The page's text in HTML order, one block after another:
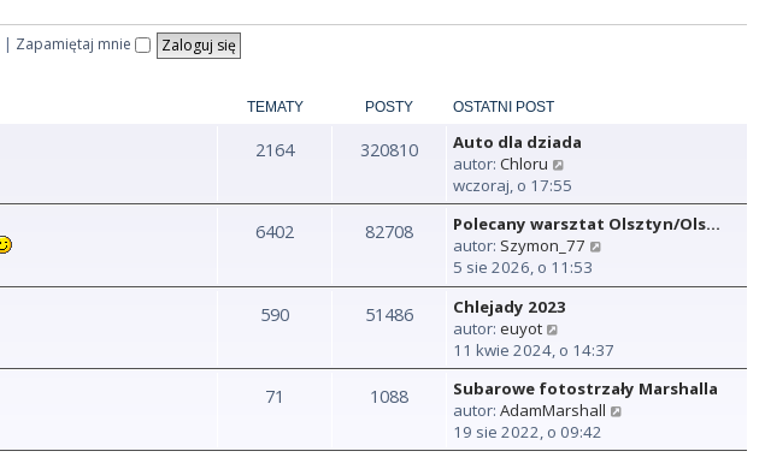
| Zapamiętaj mnie
TEMATY POSTY OSTATNI POST
2164 320810
Auto dla dziada
autor: Chloru
y
ś
w
i
e
t
a
n
o
w
wczoraj, o 17:55
6402 82708
Polecany warsztat Olsztyn/Ols…
autor: Szymon_77
ś
e
t
l
n
5 sie 2026, o 11:53
590 51486
Chlejady 2023
autor: euyot
y
ś
w
i
e
t
11 kwie 2024, o 14:37
71 1088
Subarowe fotostrzały Marshalla
autor: AdamMarshall
ś
19 sie 2022, o 09:42